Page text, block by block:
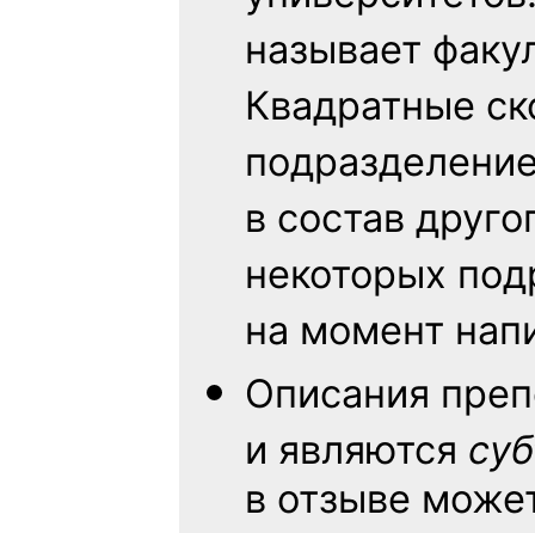
называет
Квадратные
в состав
некоторых
на момент
Описания
и являются
в отзыве